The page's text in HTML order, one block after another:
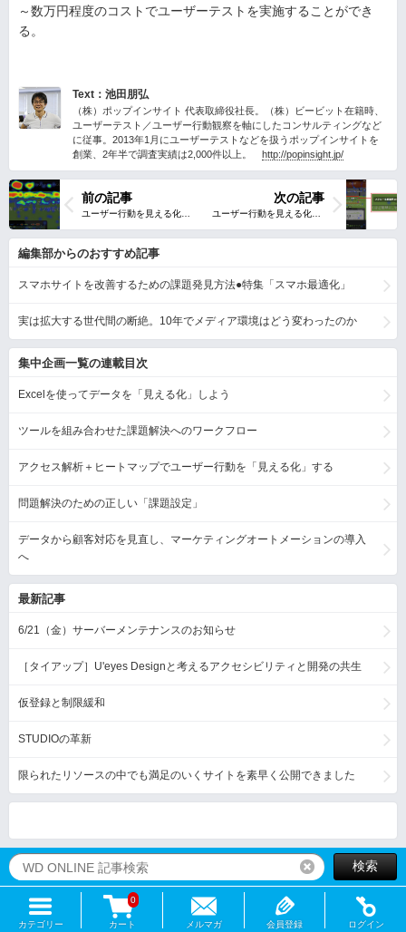
～数万円程度のコストでユーザーテストを実施することができ
る。
Text：池田朋弘
（株）ポップインサイト 代表取締役社長。（株）ビービット在籍時、
ユーザーテスト／ユーザー行動観察を軸にしたコンサルティングなど
に従事。2013年1月にユーザーテストなどを扱うポップインサイトを
創業、2年半で調査実績は2,000件以上。 http://popinsight.jp/
次の記事
前の記事
編集部からのおすすめ記事
スマホサイトを改善するための課題発見方法●特集「スマホ最適化」
実は拡大する世代間の断絶。10年でメディア環境はどう変わったのか
集中企画一覧の連載目次
Excelを使ってデータを「見える化」しよう
ツールを組み合わせた課題解決へのワークフロー
アクセス解析＋ヒートマップでユーザー行動を「見える化」する
問題解決のための正しい「課題設定」
データから顧客対応を見直し、マーケティングオートメーションの導入
へ
最新記事
6/21（金）サーバーメンテナンスのお知らせ
［タイアップ］U'eyes Designと考えるアクセシビリティと開発の共生
仮登録と制限緩和
STUDIOの革新
限られたリソースの中でも満足のいくサイトを素早く公開できました
リセット検索
カテゴリー カート
0
メルマガ 会員登録 ログイン